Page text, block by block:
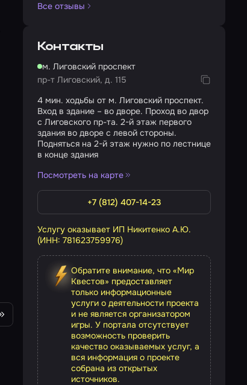
Все отзывы
Контакты
м. Лиговский проспект
пр-т Лиговский, д. 115
4 мин. ходьбы от м. Лиговский проспект.
Вход в здание – во дворе. Проход во двор
с Лиговского пр-та. 2-й этаж первого
здания во дворе с левой стороны.
Подняться на 2-й этаж нужно по лестнице
в конце здания
Посмотреть на карте
+7 (812) 407-14-23
Услугу оказывает ИП Никитенко А.Ю.
(ИНН: 781623759976)
Обратите внимание, что «Мир
Квестов» предоставляет
только информационные
услуги о деятельности проекта
и не является организатором
игры. У портала отсутствует
возможность проверить
качество оказываемых услуг, а
вся информация о проекте
собрана из открытых
источников.